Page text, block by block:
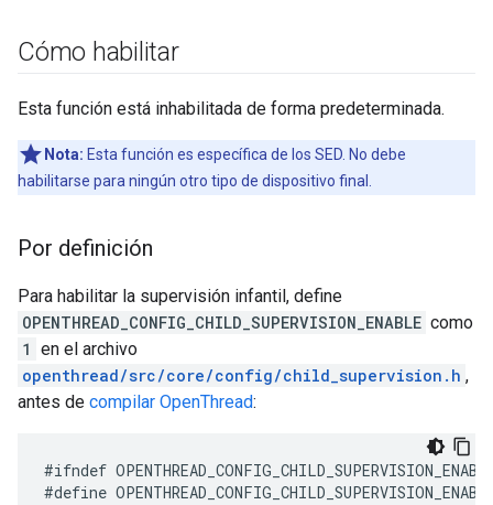
Cómo habilitar
Esta función está inhabilitada de forma predeterminada.
Nota: Esta función es específica de los SED. No debe
habilitarse para ningún otro tipo de dispositivo final.
Por definición
Para habilitar la supervisión infantil, define
OPENTHREAD_CONFIG_CHILD_SUPERVISION_ENABLE como
1 en el archivo
openthread/src/core/config/child_supervision.h ,
antes de compilar OpenThread:
#define